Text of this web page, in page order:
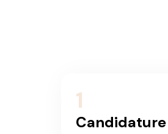
1
Candidature